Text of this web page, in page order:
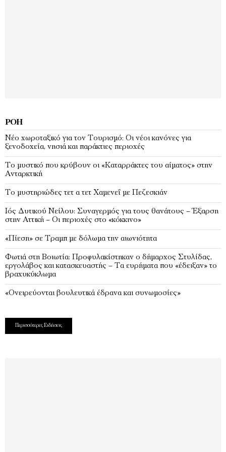
ΡΟΉ
Νέο χωροταξικό για τον Τουρισμό: Οι νέοι κανόνες για
ξενοδοχεία, νησιά και παράκτιες περιοχές
Το μυστικό που κρύβουν οι «Καταρράκτες του αίματος» στην
Ανταρκτική
Το μυστηριώδες τετ α τετ Χαμενεΐ με Πεζεσκιάν
Ιός Δυτικού Νείλου: Συναγερμός για τους θανάτους – Έξαρση
στην Αττική – Οι περιοχές στο «κόκκινο»
«Πίεση» σε Τραμπ με δόλωμα την αιωνιότητα
Φωτιά στη Βοιωτία: Προφυλακίστηκαν ο δήμαρχος Στυλίδας,
εργολάβος και κατασκευαστής – Τα ευρήματα που «έδειξαν» το
βραχυκύκλωμα
«Ονειρεύονται βουλευτικά έδρανα και συνωμοσίες»
Περισσότερες Ειδήσεις